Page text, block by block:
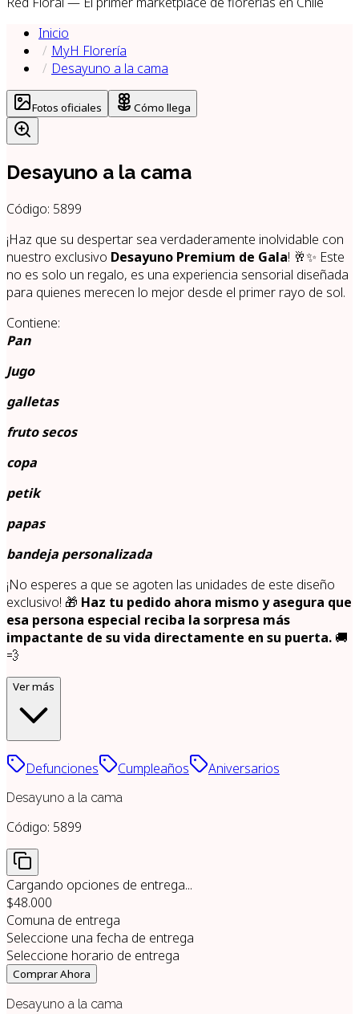
Inicio
MyH Florería
Desayuno a la cama
Fotos oficiales Cómo llega
Desayuno a la cama
Código: 5899
¡Haz que su despertar sea verdaderamente inolvidable con
nuestro exclusivo Desayuno Premium de Gala! 🥂✨ Este
no es solo un regalo, es una experiencia sensorial diseñada
para quienes merecen lo mejor desde el primer rayo de sol.
Contiene:
Pan
Jugo
galletas
fruto secos
copa
petik
papas
bandeja personalizada
¡No esperes a que se agoten las unidades de este diseño
exclusivo! 🎁 Haz tu pedido ahora mismo y asegura que
esa persona especial reciba la sorpresa más
impactante de su vida directamente en su puerta. 🚚
💨
Ver más
Defunciones Cumpleaños Aniversarios
Desayuno a la cama
Código: 5899
Cargando opciones de entrega...
$48.000
Comuna de entrega
Seleccione una fecha de entrega
Seleccione horario de entrega
Comprar Ahora
Desayuno a la cama